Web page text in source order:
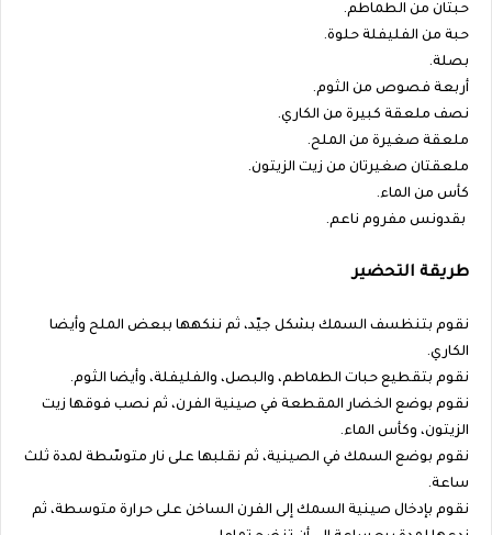
حبتان من الطماطم.
حبة من الفليفلة حلوة.
بصلة.
أربعة فصوص من الثوم.
نصف ملعقة كبيرة من الكاري.
ملعقة صغيرة من الملح.
ملعقتان صغيرتان من زيت الزيتون.
كأس من الماء.
بقدونس مفروم ناعم.
طريقة التحضير
نقوم بتنظسف السمك بشكل جيّد، ثم ننكهها ببعض الملح وأيضا
الكاري.
نقوم بتقطيع حبات الطماطم، والبصل، والفليفلة، وأيضا الثوم.
نقوم بوضع الخضار المقطعة في صينية الفرن، ثم نصب فوقها زيت
الزيتون، وكأس الماء.
نقوم بوضع السمك في الصينية، ثم نقلبها على نار متوسّطة لمدة ثلث
ساعة.
نقوم بإدخال صينية السمك إلى الفرن الساخن على حرارة متوسطة، ثم